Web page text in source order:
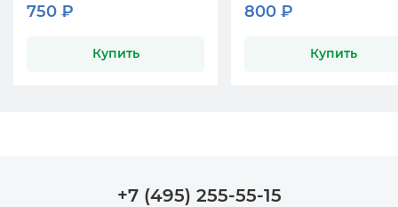
750 ₽
Купить
800 ₽
Купить
+7 (495) 255-55-15